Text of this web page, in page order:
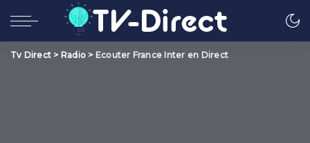
Tv Direct > Radio > Ecouter France Inter en Direct